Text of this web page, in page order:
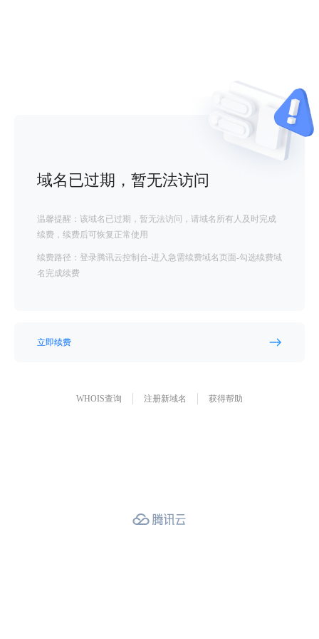
域名已过期，暂无法访问
温馨提醒：该域名已过期，暂无法访问，请域名所有人及时完成
续费，续费后可恢复正常使用
续费路径：登录腾讯云控制台-进入急需续费域名页面-勾选续费域
名完成续费
立即续费
WHOIS查询 注册新域名 获得帮助